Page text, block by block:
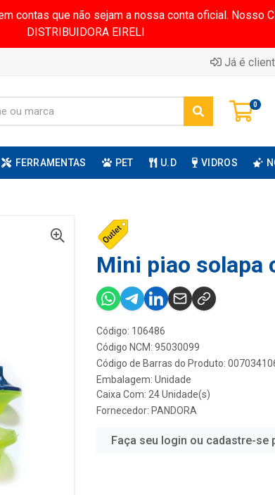
contas que não sejam a nossa conta oficial. Nosso
DISTRIBUIDORA EIRELI
Já é
0
FERRAMENTAS PET U.D VIDROS
Mini piao solapa
Código: 106486
Código NCM: 95030099
Código de Barras do Produto:
Embalagem: Unidade
Caixa Com: 24 Unidade(s)
Fornecedor: PANDORA
Faça seu login ou cadastre-se